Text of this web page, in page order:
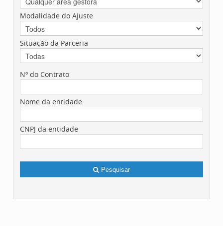
Modalidade do Ajuste
Situação da Parceria
Nº do Contrato
Nome da entidade
CNPJ da entidade
Pesquisar